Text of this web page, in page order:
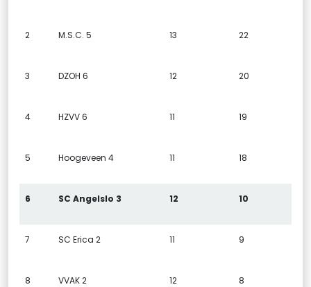
2 M.S.C. 5 13 22
3 DZOH 6 12 20
4 HZVV 6 11 19
5 Hoogeveen 4 11 18
6 SC Angelslo 3 12 10
7 SC Erica 2 11 9
8 VVAK 2 12 8